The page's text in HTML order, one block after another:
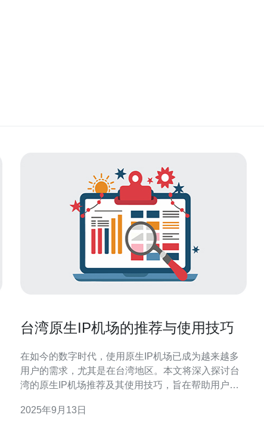
台湾原生IP机场的推荐与使用技巧
在如今的数字时代，使用原生IP机场已成为越来越多
用户的需求，尤其是在台湾地区。本文将深入探讨台
湾的原生IP机场推荐及其使用技巧，旨在帮助用户高
原生IP机场有哪些推荐？ 在选择台湾的原生IP机场
2025年9月13日